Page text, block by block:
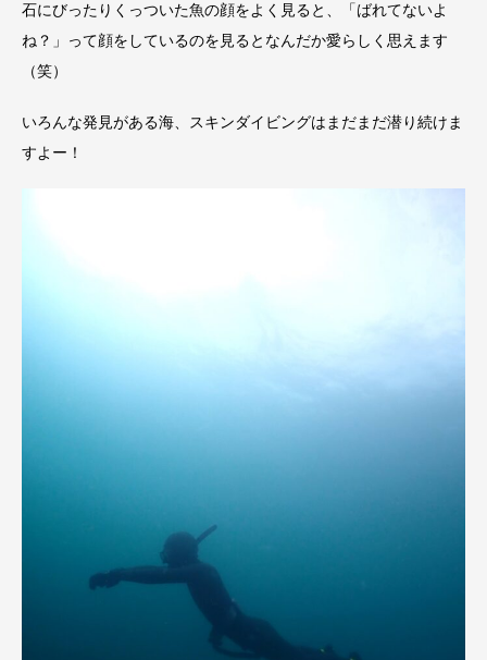
石にびったりくっついた魚の顔をよく見ると、「ばれてないよ
ね？」って顔をしているのを見るとなんだか愛らしく思えます
（笑）
いろんな発見がある海、スキンダイビングはまだまだ潜り続けま
すよー！